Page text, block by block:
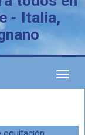
- Italia,
Toggle